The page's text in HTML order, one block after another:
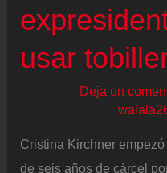
usar
Deja un
Cristina Kirchner
de seis años de cárcel